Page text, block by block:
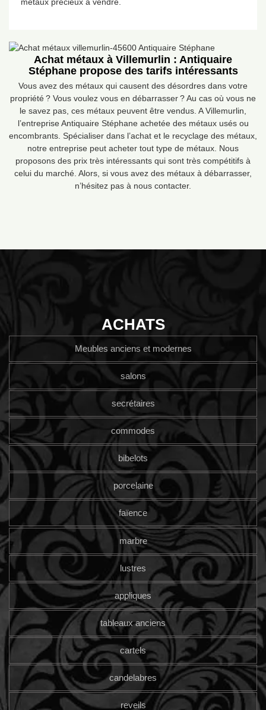
Achat métaux à Villemurlin : Antiquaire
Stéphane propose des tarifs intéressants
Vous avez des métaux qui causent des désordres dans votre
propriété ? Vous voulez vous en débarrasser ? Au cas où vous ne
le savez pas, ces métaux peuvent être vendus. A Villemurlin,
l’entreprise Antiquaire Stéphane achetée des métaux usés ou
encombrants. Spécialiser dans l’achat et le recyclage des métaux,
notre entreprise peut acheter tout type de métaux. Nous
proposons des prix très intéressants qui sont très compétitifs à
celui du marché. Alors, si vous avez des métaux à débarrasser,
n’hésitez pas à nous contacter.
ACHATS
Meubles anciens et modernes
salons
secrétaires
commodes
bibelots
porcelaine
faïence
marbre
lustres
appliques
tableaux anciens
cartels
candelabres
reveils